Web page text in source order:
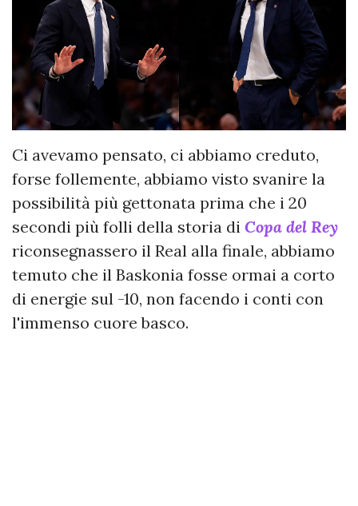
Ci avevamo pensato, ci abbiamo creduto,
forse follemente, abbiamo visto svanire la
possibilità più gettonata prima che i 20
secondi più folli della storia di Copa del Rey
riconsegnassero il Real alla finale, abbiamo
temuto che il Baskonia fosse ormai a corto
di energie sul -10, non facendo i conti con
l'immenso cuore basco.